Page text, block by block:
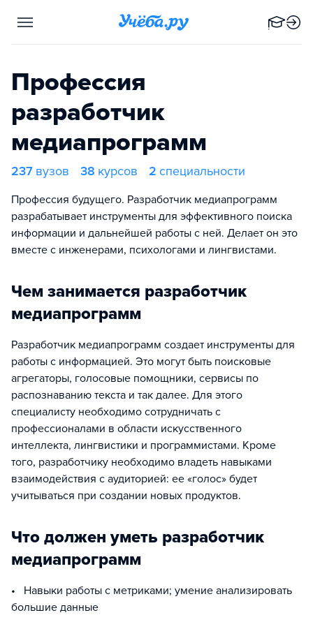
Профессия
разработчик
медиапрограмм
237 вузов 38 курсов 2 специальности
Профессия будущего. Разработчик медиапрограмм
разрабатывает инструменты для эффективного поиска
информации и дальнейшей работы с ней. Делает он это
вместе с инженерами, психологами и лингвистами.
Чем занимается разработчик
медиапрограмм
Разработчик медиапрограмм создает инструменты для
работы с информацией. Это могут быть поисковые
агрегаторы, голосовые помощники, сервисы по
распознаванию текста и так далее. Для этого
специалисту необходимо сотрудничать с
профессионалами в области искусственного
интеллекта, лингвистики и программистами. Кроме
того, разработчику необходимо владеть навыками
взаимодействия с аудиторией: ее «голос» будет
учитываться при создании новых продуктов.
Что должен уметь разработчик
медиапрограмм
• Навыки работы с метриками; умение анализировать
большие данные